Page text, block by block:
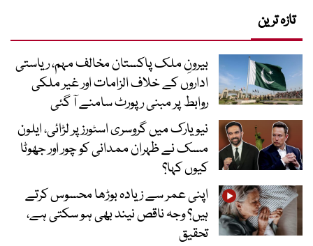
تازہ ترین
بیرونِ ملک پاکستان مخالف مہم، ریاستی
اداروں کے خلاف الزامات اور غیر ملکی
روابط پر مبنی رپورٹ سامنے آ گئی
نیویارک میں گروسری اسٹورز پر لڑائی، ایلون
مسک نے ظہران ممدانی کو چور اور جھوٹا
کیوں کہا؟
اپنی عمر سے زیادہ بوڑھا محسوس کرتے
ہیں؟ وجہ ناقص نیند بھی ہو سکتی ہے،
تحقیق